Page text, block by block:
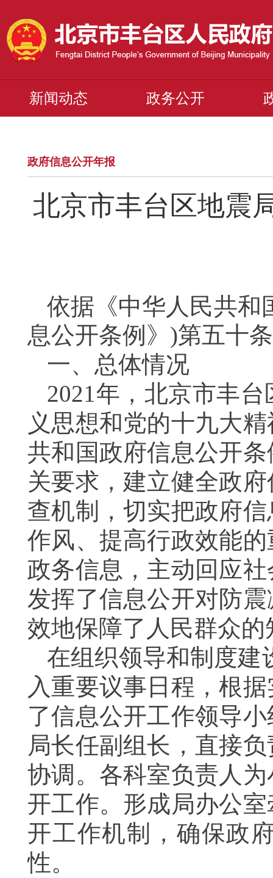
新闻动态 政务公开
政府信息公开年报
北京市丰台区地震
依据《中华人民共和
息公开条例》)第五十
一、总体情况
2021年 ， 北京市丰台
义思想和党的十九大
共和国政府信息公开条
关要求，建立健全政
查机制，切实把政府
作风、提高行政效能
政务信息，主动回应
发挥了信息公开对防
效地保障了人民群众
在组织领导和制度建
入重要议事日程，根
了信息公开工作领导
局长任副组长，直接
协调。各科室负责人
开工作。 形成局办公
开工作机制，确保政
性。